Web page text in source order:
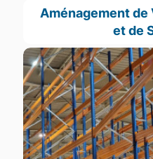
Aménagement
et de